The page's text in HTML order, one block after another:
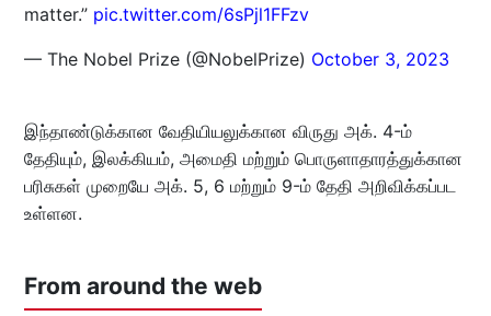
matter.” pic.twitter.com/6sPjl1FFzv
— The Nobel Prize (@NobelPrize) October 3, 2023
இந்தாண்டுக்கான வேதியியலுக்கான விருது அக். 4-ம்
தேதியும், இலக்கியம், அமைதி மற்றும் பொருளாதாரத்துக்கான
பரிசுகள் முறையே அக். 5, 6 மற்றும் 9-ம் தேதி அறிவிக்கப்பட
உள்ளன.
From around the web